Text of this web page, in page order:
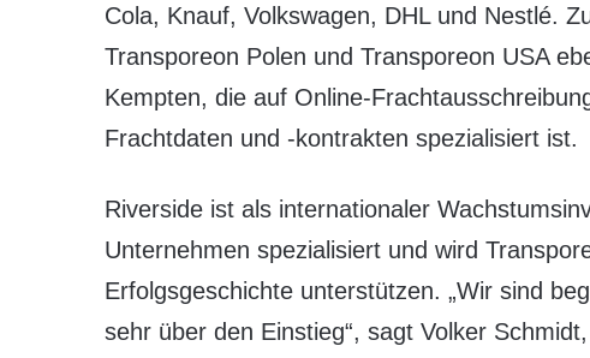
Cola, Knauf, Volkswagen, DHL und Nestlé.
Transporeon Polen und Transporeon USA
Kempten, die auf Online-
Frachtdaten und -kontrakten spezialisiert ist.
Riverside ist als internationaler
Unternehmen spezialisiert und wird
Erfolgsgeschichte unterstützen. „Wir sind
sehr über den Einstieg“, sagt Volker